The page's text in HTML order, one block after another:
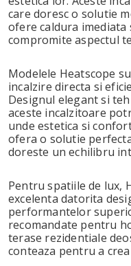
care doresc o solutie
ofere caldura
compromite aspectul
Modelele Heatscope
incalzire directa si
Designul elegant si
aceste incalzitoare
unde estetica si
ofera o solutie
doreste un echilibru
Pentru spatiile de lux,
excelenta datorita
performantelor
recomandate pentru
terase rezidentiale
conteaza pentru a